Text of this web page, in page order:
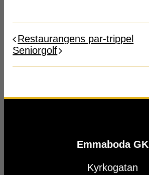
Restaurangens par-trippel
Seniorgolf
Emmaboda GK
Kyrkogatan